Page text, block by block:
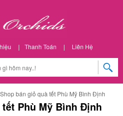
| Thanh Toán | Liên Hệ
Shop bán giỏ quà tết Phù Mỹ Bình Định
Phù Mỹ Bình Định